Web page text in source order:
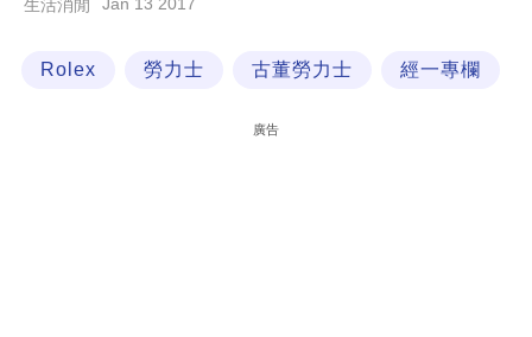
科
生活消閒
Rolex 勞力士 古董勞力士 經一專欄
廣告